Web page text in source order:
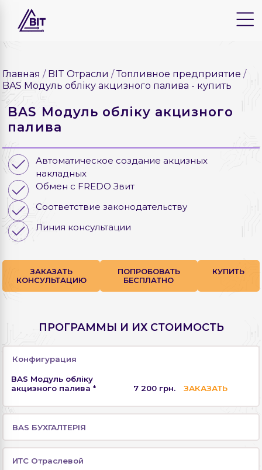
Главная BIT Отрасли Топливное предприятие
BAS Модуль обліку акцизного палива - купить
BAS Модуль обліку акцизного
палива
Автоматическое создание акцизных
накладных
Обмен с FREDO Звит
Соответствие законодательству
Линия консультации
ЗАКАЗАТЬ
КОНСУЛЬТАЦИЮ
ПОПРОБОВАТЬ
БЕСПЛАТНО
КУПИТЬ
ПРОГРАММЫ И ИХ СТОИМОСТЬ
Конфигурация
BAS Модуль обліку
акцизного палива *
7 200 грн. ЗАКАЗАТЬ
BAS БУХГАЛТЕРІЯ
ИТС Отраслевой